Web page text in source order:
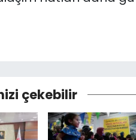
çekebilir